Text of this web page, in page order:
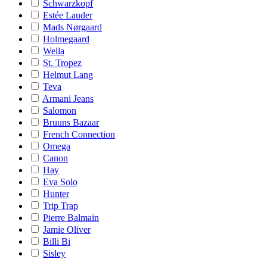
Schwarzkopf
Estée Lauder
Mads Nørgaard
Holmegaard
Wella
St. Tropez
Helmut Lang
Teva
Armani Jeans
Salomon
Bruuns Bazaar
French Connection
Omega
Canon
Hay
Eva Solo
Hunter
Trip Trap
Pierre Balmain
Jamie Oliver
Billi Bi
Sisley